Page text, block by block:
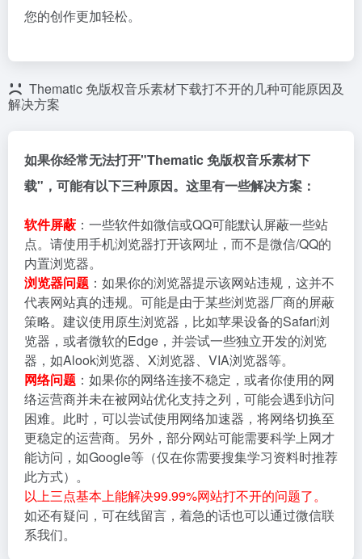
您的创作更加轻松。
Thematic 免版权音乐素材下载打不开的几种可能原因及
解决方案
如果你经常无法打开"Thematic 免版权音乐素材下
载"，可能有以下三种原因。这里有一些解决方案：
软件屏蔽 ：一些软件如微信或QQ可能默认屏蔽一些站
点。请使用手机浏览器打开该网址，而不是微信/QQ的
内置浏览器。
浏览器问题 ：如果你的浏览器提示该网站违规，这并不
代表网站真的违规。可能是由于某些浏览器厂商的屏蔽
策略。建议使用原生浏览器，比如苹果设备的Safari浏
览器，或者微软的Edge，并尝试一些独立开发的浏览
器，如Alook浏览器、X浏览器、VIA浏览器等。
网络问题 ：如果你的网络连接不稳定，或者你使用的网
络运营商并未在被网站优化支持之列，可能会遇到访问
困难。此时，可以尝试使用网络加速器，将网络切换至
更稳定的运营商。另外，部分网站可能需要科学上网才
能访问，如Google等（仅在你需要搜集学习资料时推荐
此方式）。
以上三点基本上能解决99.99%网站打不开的问题了。
如还有疑问，可在线留言，着急的话也可以通过微信联
系我们。